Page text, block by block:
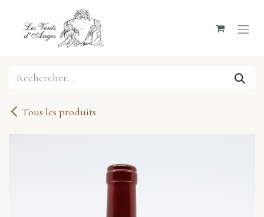
Se rendre au contenu
Tous les produits